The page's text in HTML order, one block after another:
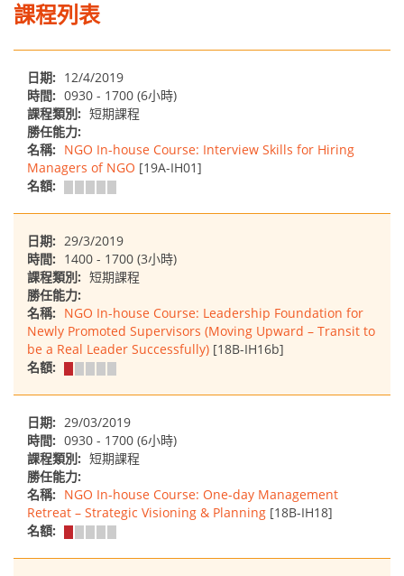
課程列表
日期: 12/4/2019
時間: 0930 - 1700 (6小時)
課程類別: 短期課程
勝任能力:
名稱: NGO In-house Course: Interview Skills for Hiring
Managers of NGO [19A-IH01]
名額:
日期: 29/3/2019
時間: 1400 - 1700 (3小時)
課程類別: 短期課程
勝任能力:
名稱: NGO In-house Course: Leadership Foundation for
Newly Promoted Supervisors (Moving Upward – Transit to
be a Real Leader Successfully) [18B-IH16b]
名額:
日期: 29/03/2019
時間: 0930 - 1700 (6小時)
課程類別: 短期課程
勝任能力:
名稱: NGO In-house Course: One-day Management
Retreat – Strategic Visioning & Planning [18B-IH18]
名額: